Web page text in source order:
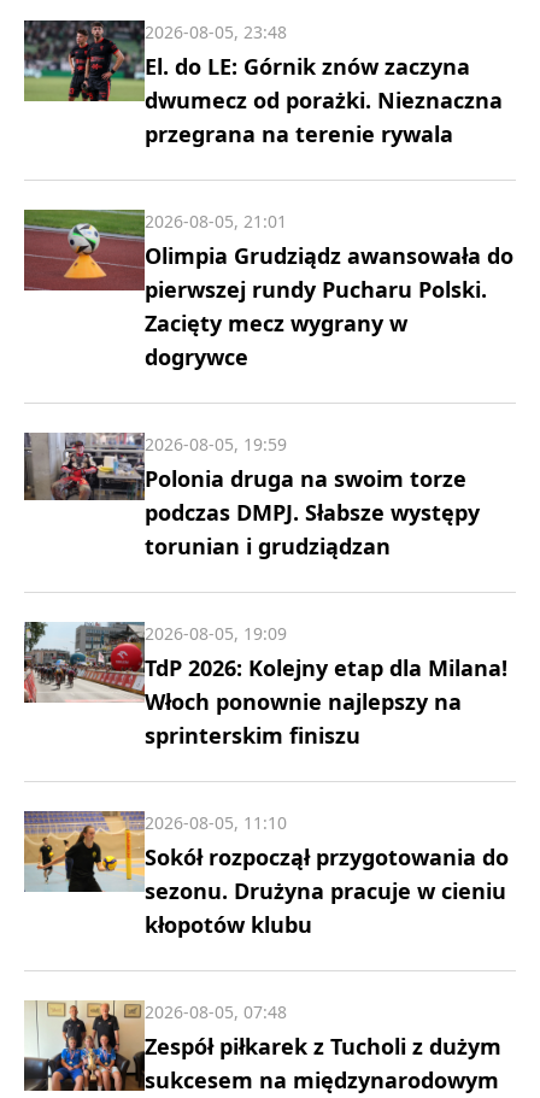
El. do LE: Górnik znów zaczyna
dwumecz od porażki. Nieznaczna
przegrana na terenie rywala
2026-08-05, 23:48
Olimpia Grudziądz awansowała do
pierwszej rundy Pucharu Polski.
Zacięty mecz wygrany w
dogrywce
2026-08-05, 21:01
Polonia druga na swoim torze
podczas DMPJ. Słabsze występy
torunian i grudziądzan
2026-08-05, 19:59
TdP 2026: Kolejny etap dla Milana!
Włoch ponownie najlepszy na
sprinterskim finiszu
2026-08-05, 19:09
Sokół rozpoczął przygotowania do
sezonu. Drużyna pracuje w cieniu
kłopotów klubu
2026-08-05, 11:10
Zespół piłkarek z Tucholi z dużym
sukcesem na międzynarodowym
2026-08-05, 07:48